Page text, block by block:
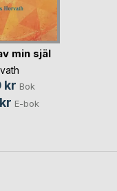
min själ
kr Bok
E-bok